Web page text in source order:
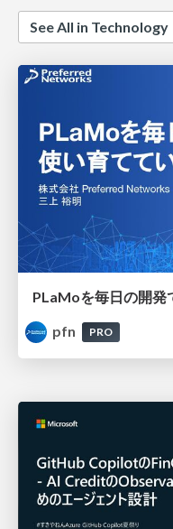
See All in Technology
PLaMoを毎日の開発
pfn
PRO